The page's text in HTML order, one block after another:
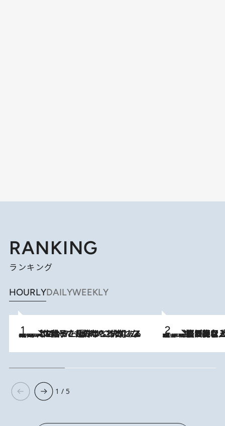
RANKING
ランキング
HOURLYDAILYWEEKLY
2026.8.5
【阿川佐和子さんの年とる力】なぜ70代で始めた趣味は“こんなに楽しい”のか？ ピアノ、俳句…スランプに陥っても続けられる“ある秘訣”とは 2026.8.5
【なぜ吉沢亮は「気配を消せる」のか？】興行収入208億の『国宝』を経て挑むミュージカル『ディア・エヴァン・ハンセン』。トップ俳優が舞台上でさらけ出した“孤独”とは
1 / 5